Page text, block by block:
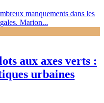
manquements dans les
Marion...
aux axes verts :
urbaines